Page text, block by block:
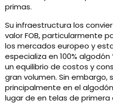
primas.
Su infraestructura los
valor FOB, particularmente
los mercados europeo y
especializa en 100%
un equilibrio de costos y
gran volumen. Sin embargo,
principalmente en el
lugar de en telas de primera